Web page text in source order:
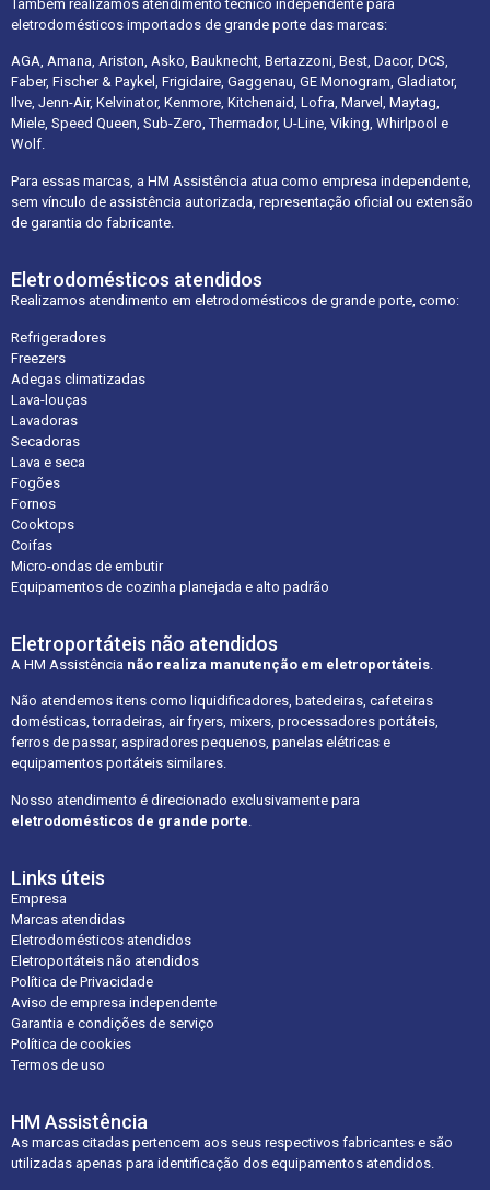
Também realizamos atendimento técnico independente para
eletrodomésticos importados de grande porte das marcas:
AGA, Amana, Ariston, Asko, Bauknecht, Bertazzoni, Best, Dacor, DCS,
Faber, Fischer & Paykel, Frigidaire, Gaggenau, GE Monogram, Gladiator,
Ilve, Jenn-Air, Kelvinator, Kenmore, Kitchenaid, Lofra, Marvel, Maytag,
Miele, Speed Queen, Sub-Zero, Thermador, U-Line, Viking, Whirlpool e
Wolf.
Para essas marcas, a HM Assistência atua como empresa independente,
sem vínculo de assistência autorizada, representação oficial ou extensão
de garantia do fabricante.
Eletrodomésticos atendidos
Realizamos atendimento em eletrodomésticos de grande porte, como:
Refrigeradores
Freezers
Adegas climatizadas
Lava-louças
Lavadoras
Secadoras
Lava e seca
Fogões
Fornos
Cooktops
Coifas
Micro-ondas de embutir
Equipamentos de cozinha planejada e alto padrão
Eletroportáteis não atendidos
A HM Assistência não realiza manutenção em eletroportáteis
Não atendemos itens como liquidificadores, batedeiras, cafeteiras
domésticas, torradeiras, air fryers, mixers, processadores portáteis,
ferros de passar, aspiradores pequenos, panelas elétricas e
equipamentos portáteis similares.
Nosso atendimento é direcionado exclusivamente para
eletrodomésticos de grande porte
Links úteis
Empresa
Marcas atendidas
Eletrodomésticos atendidos
Eletroportáteis não atendidos
Política de Privacidade
Aviso de empresa independente
Garantia e condições de serviço
Política de cookies
Termos de uso
HM Assistência
As marcas citadas pertencem aos seus respectivos fabricantes e são
utilizadas apenas para identificação dos equipamentos atendidos.